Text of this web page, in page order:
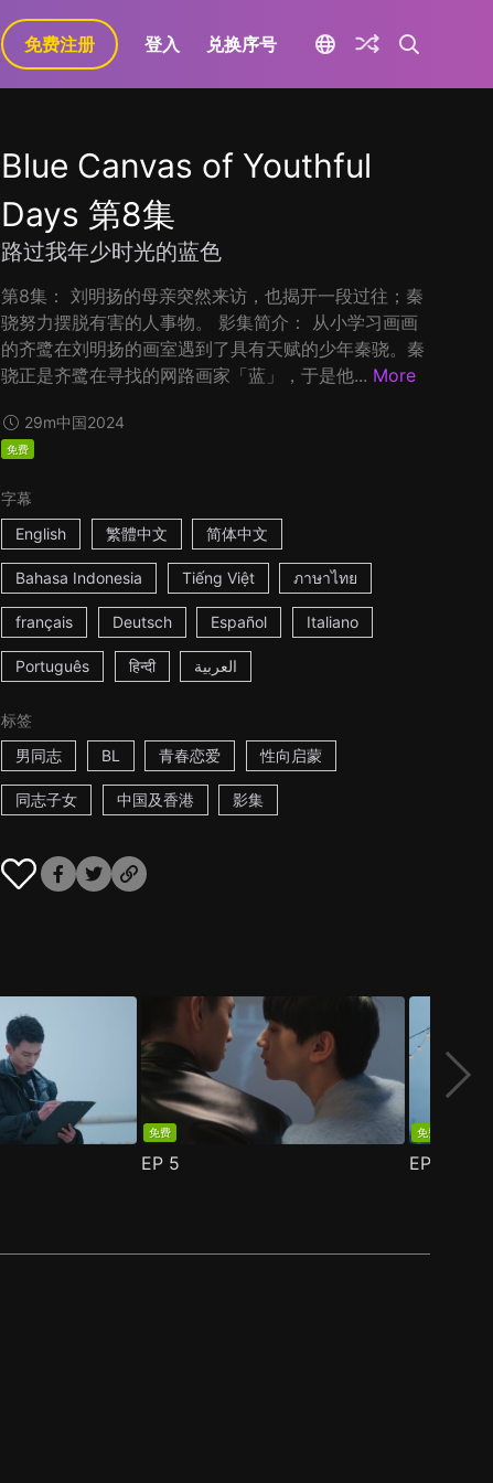
免费注册 登入 兑换序号
Blue Canvas of Youthful
Days 第8集
路过我年少时光的蓝色
第8集： 刘明扬的母亲突然来访，也揭开一段过往；秦
骁努力摆脱有害的人事物。 影集简介： 从小学习画画
的齐鹭在刘明扬的画室遇到了具有天赋的少年秦骁。秦
骁正是齐鹭在寻找的网路画家「蓝」，于是他... More
29m中国2024
免费
字幕
English
繁體中文 简体中文
Bahasa Indonesia Tiếng Việt ภาษาไทย
français Deutsch Español Italiano
Português हिन्दी العربية
标签
男同志
BL 青春恋爱 性向启蒙
同志子女 中国及香港 影集
免费
EP 5
免费
EP